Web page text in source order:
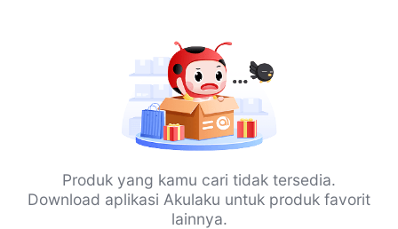
Produk yang kamu cari tidak tersedia.
Download aplikasi Akulaku untuk produk favorit
lainnya.